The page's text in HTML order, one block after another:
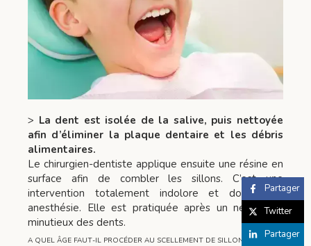
> La dent est isolée de la salive, puis nettoyée
afin d’éliminer la plaque dentaire et les débris
alimentaires.
Le chirurgien-dentiste applique ensuite une résine en
surface afin de combler les sillons. C’est une
intervention totalement indolore et donc sans
anesthésie. Elle est pratiquée après un nettoyage
minutieux des dents.
A QUEL ÂGE FAUT-IL PROCÉDER AU SCELLEMENT DE SILLONS ?
Partager
Twitter
Partager